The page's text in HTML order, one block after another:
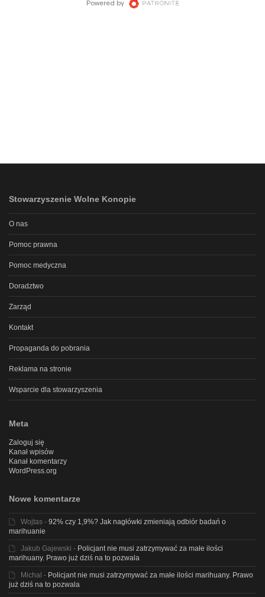
Stowarzyszenie Wolne Konopie
O nas
Pomoc prawna
Pomoc medyczna
Doradztwo
Zarząd
Kontakt
Propaganda do pobrania
Reklama na stronie
Wsparcie dla stowarzyszenia
Meta
Zaloguj się
Kanał wpisów
Kanał komentarzy
WordPress.org
Nowe komentarze
Wojtas - 92% czy 1,9%? Jak nagłówki zmieniają odbiór badań o
marihuanie
Jakub Gajewski - Policjant nie musi zatrzymywać za małe ilości
marihuany. Prawo już dziś na to pozwala
Michal - Policjant nie musi zatrzymywać za małe ilości marihuany. Prawo
już dziś na to pozwala